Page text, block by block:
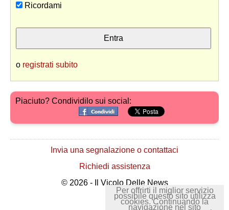
Ricordami
o registrati subito
Piaciuto? Condividilo sui social:
Invia una segnalazione o contattaci
Richiedi assistenza
© 2026 - Il Vicolo Delle News
Per offrirti il miglior servizio
possibile questo sito utilizza
cookies. Continuando la
navigazione nel sito